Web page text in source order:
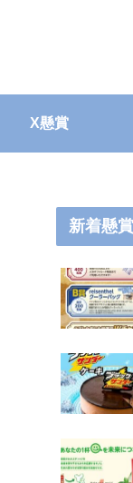
X懸賞
新着懸賞